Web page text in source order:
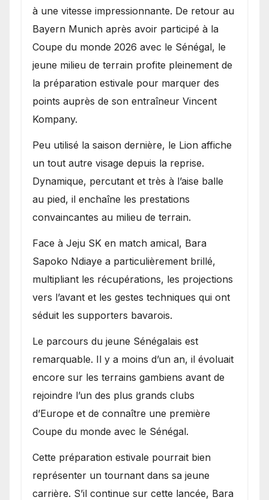
à une vitesse impressionnante. De retour au
Bayern Munich après avoir participé à la
Coupe du monde 2026 avec le Sénégal, le
jeune milieu de terrain profite pleinement de
la préparation estivale pour marquer des
points auprès de son entraîneur Vincent
Kompany.
Peu utilisé la saison dernière, le Lion affiche
un tout autre visage depuis la reprise.
Dynamique, percutant et très à l’aise balle
au pied, il enchaîne les prestations
convaincantes au milieu de terrain.
Face à Jeju SK en match amical, Bara
Sapoko Ndiaye a particulièrement brillé,
multipliant les récupérations, les projections
vers l’avant et les gestes techniques qui ont
séduit les supporters bavarois.
Le parcours du jeune Sénégalais est
remarquable. Il y a moins d’un an, il évoluait
encore sur les terrains gambiens avant de
rejoindre l’un des plus grands clubs
d’Europe et de connaître une première
Coupe du monde avec le Sénégal.
Cette préparation estivale pourrait bien
représenter un tournant dans sa jeune
carrière. S’il continue sur cette lancée, Bara